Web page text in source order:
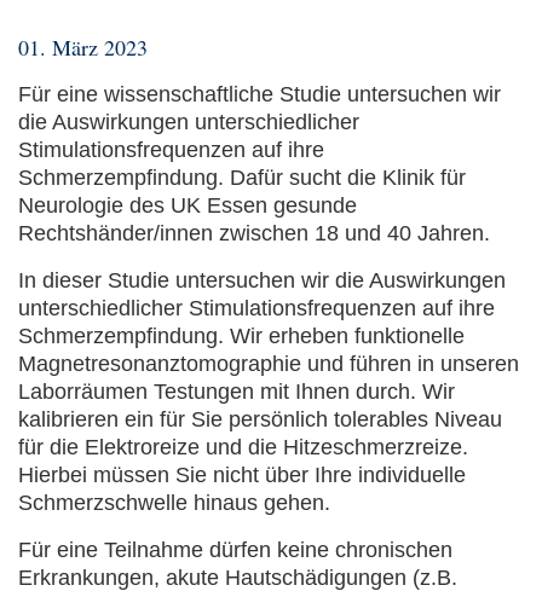
01. März 2023
Für eine wissenschaftliche Studie untersuchen wir
die Auswirkungen unterschiedlicher
Stimulationsfrequenzen auf ihre
Schmerzempfindung. Dafür sucht die Klinik für
Neurologie des UK Essen gesunde
Rechtshänder/innen zwischen 18 und 40 Jahren.
In dieser Studie untersuchen wir die Auswirkungen
unterschiedlicher Stimulationsfrequenzen auf ihre
Schmerzempfindung. Wir erheben funktionelle
Magnetresonanztomographie und führen in unseren
Laborräumen Testungen mit Ihnen durch. Wir
kalibrieren ein für Sie persönlich tolerables Niveau
für die Elektroreize und die Hitzeschmerzreize.
Hierbei müssen Sie nicht über Ihre individuelle
Schmerzschwelle hinaus gehen.
Für eine Teilnahme dürfen keine chronischen
Erkrankungen, akute Hautschädigungen (z.B.